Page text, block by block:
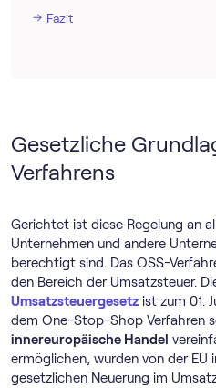
Fazit
Gesetzliche
Verfahrens
Gerichtet ist diese Regelung an
Unternehmen und andere
berechtigt sind. Das OSS-
den Bereich der Umsatzsteuer.
Umsatzsteuergesetz ist zum 01.
dem One-Stop-Shop Verfahren
innereuropäische Handel
ermöglichen, wurden von der EU
gesetzlichen Neuerung im